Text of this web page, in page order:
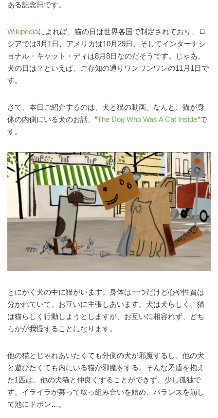
ある記念日です。
Wikipediaによれば、猫の日は世界各国で制定されており、ロ
シアでは3月1日、アメリカは10月29日、そしてインターナシ
ョナル・キャット・ディは8月8日なのだそうです。じゃあ、
犬の日は？といえば、ご存知の通りワンワンワンの11月1日で
す。
さて、本日ご紹介するのは、犬と猫の動画。なんと、猫が身
体の内側にいる犬のお話、”The Dog Who Was A Cat Inside“で
す。
とにかく犬の中に猫がいます。身体は一つだけど心や性質は
分かれていて、お互いに主張しあいます。犬は犬らしく、猫
は猫らしく行動しようとしますが、お互いに相容れず、どち
らかが我慢することになります。
他の猫とじゃれあいたくても外側の犬が邪魔するし、他の犬
と遊びたくても内にいる猫が邪魔をする。そんな矛盾を抱え
た1匹は、他の犬猫と仲良くすることができず、少し孤独で
す。イライラが募って取っ組み合いを始め、バランスを崩し
て池にドボン…。